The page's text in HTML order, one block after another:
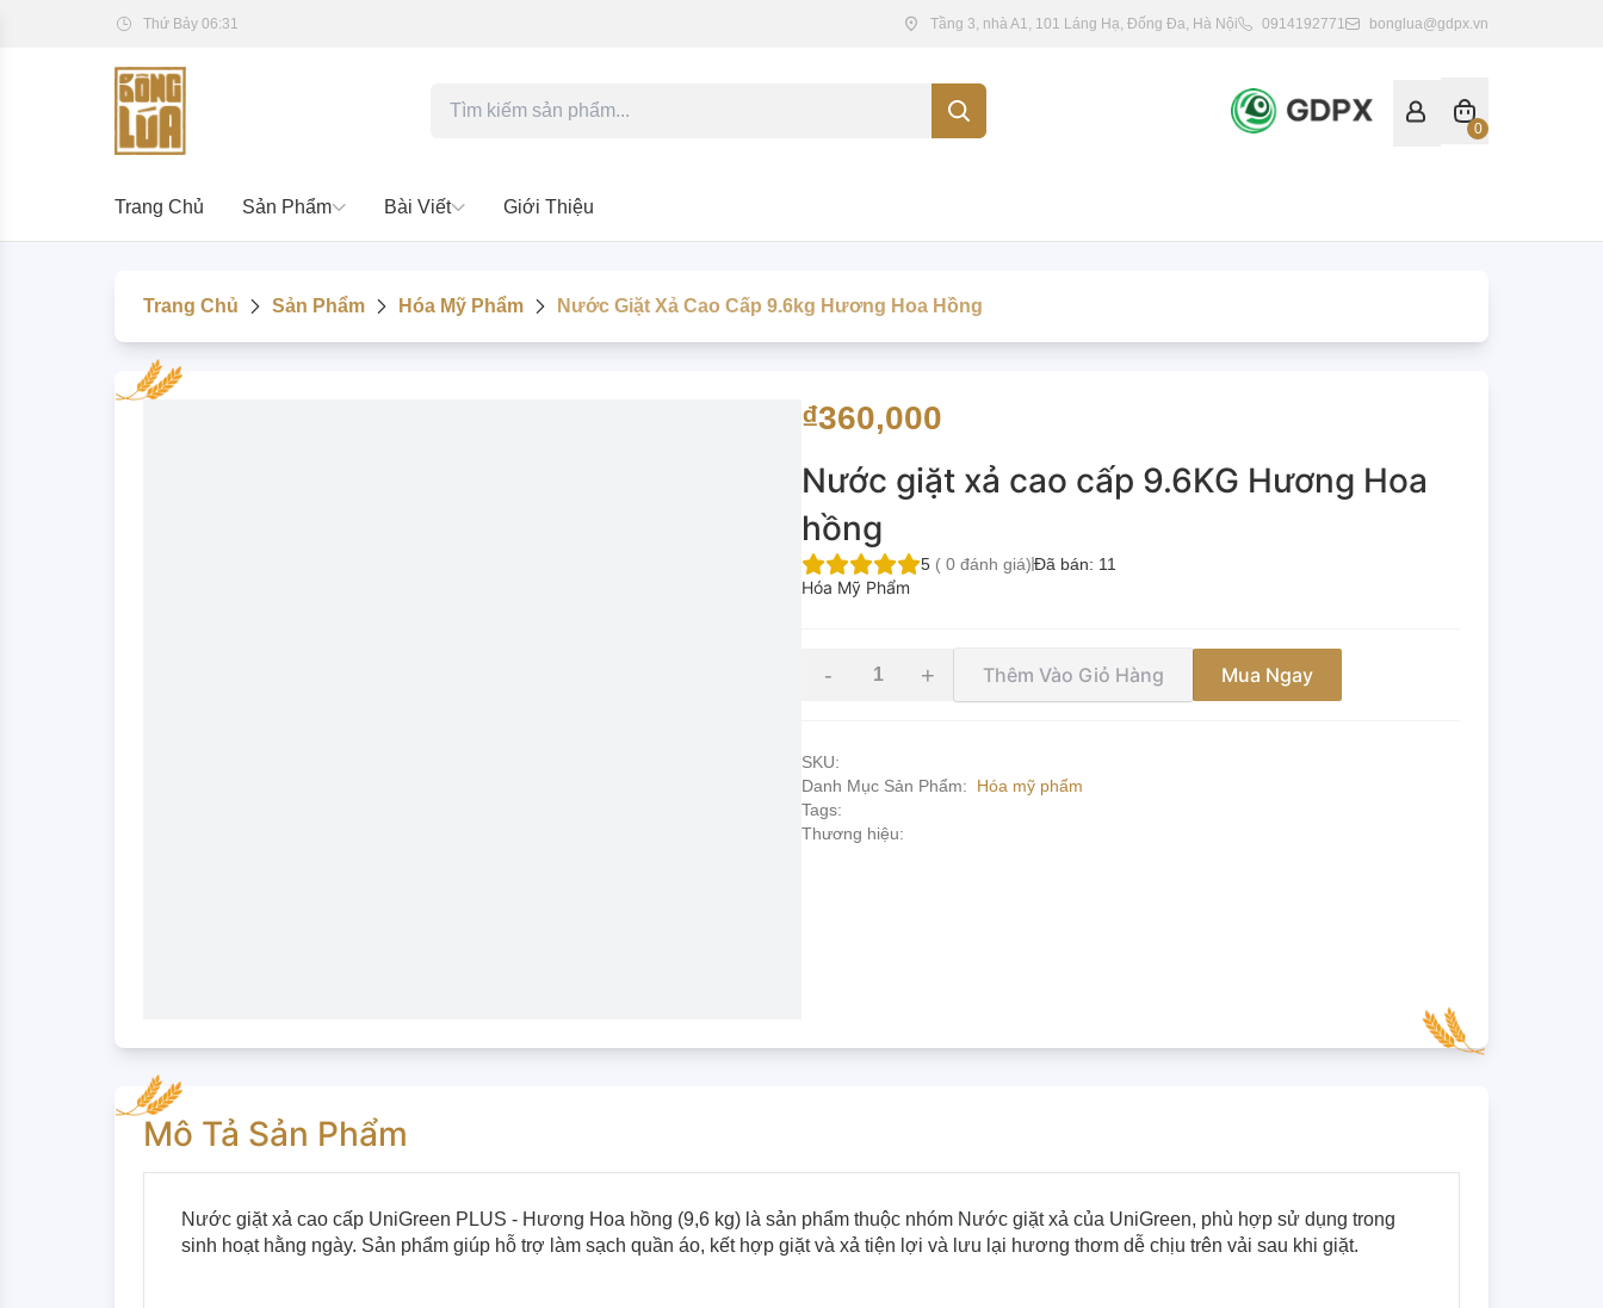
Thứ Bảy 06:31 Tầng 3, nhà A1, 101 Láng Hạ, Đống Đa, Hà Nội 0914192771 bonglua@gdpx.vn
0
Trang Chủ Sản Phẩm Bài Viết Giới Thiệu
Trang Chủ Sản Phẩm Hóa Mỹ Phẩm Nước Giặt Xả Cao Cấp 9.6kg Hương Hoa Hồng
₫360,000
Nước giặt xả cao cấp 9.6KG Hương Hoa
hồng
5 ( 0 đánh giá)Đã bán: 11
Hóa Mỹ Phẩm
- + Thêm Vào Giỏ Hàng Mua Ngay
SKU:
Danh Mục Sản Phẩm:
Hóa mỹ phẩm
Tags:
Thương hiệu:
Mô Tả Sản Phẩm
Nước giặt xả cao cấp UniGreen PLUS - Hương Hoa hồng (9,6 kg) là sản phẩm thuộc nhóm Nước giặt xả của UniGreen, phù hợp sử dụng trong
sinh hoạt hằng ngày. Sản phẩm giúp hỗ trợ làm sạch quần áo, kết hợp giặt và xả tiện lợi và lưu lại hương thơm dễ chịu trên vải sau khi giặt.